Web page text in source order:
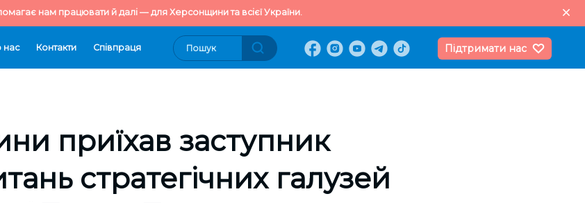
нам працювати й далі — для Херсонщини та всієї України.
нас Контакти Cпівпраця Підтримати нас
приїхав заступник
стратегічних галузей